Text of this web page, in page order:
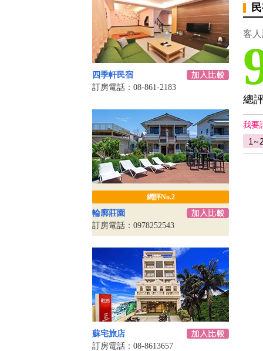
四季軒民宿
訂房電話：08-861-2183
網評No.2
輪廓莊園
訂房電話：0978252543
蘇宅旅店
訂房電話：08-8613657
客
總
我要